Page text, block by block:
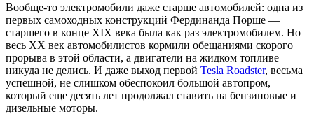
Вообще-то электромобили даже старше автомобилей: одна из
первых самоходных конструкций Фердинанда Порше —
старшего в конце XIX века была как раз электромобилем. Но
весь XX век автомобилистов кормили обещаниями скорого
прорыва в этой области, а двигатели на жидком топливе
никуда не делись. И даже выход первой Tesla Roadster, весьма
успешной, не слишком обеспокоил большой автопром,
который еще десять лет продолжал ставить на бензиновые и
дизельные моторы.